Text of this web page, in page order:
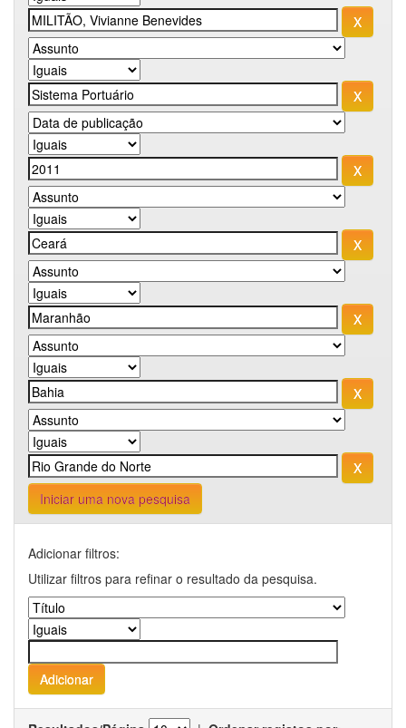
Iniciar uma nova pesquisa
Adicionar filtros:
Utilizar filtros para refinar o resultado da pesquisa.